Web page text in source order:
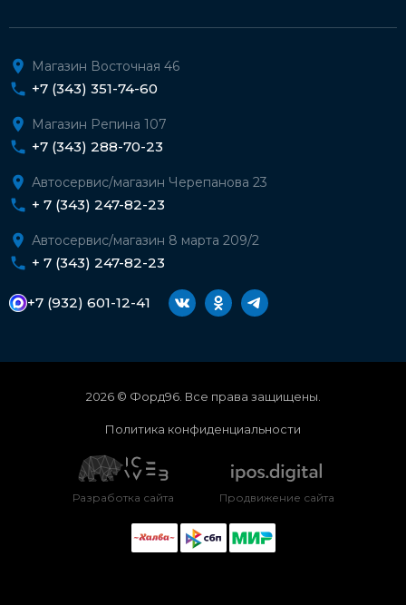
Магазин Восточная 46
+7 (343) 351-74-60
Магазин Репина 107
+7 (343) 288-70-23
Автосервис/магазин Черепанова 23
+ 7 (343) 247-82-23
Автосервис/магазин 8 марта 209/2
+ 7 (343) 247-82-23
+7 (932) 601-12-41
2026 © Форд96. Все права защищены.
Политика конфиденциальности
Разработка сайта Продвижение сайта